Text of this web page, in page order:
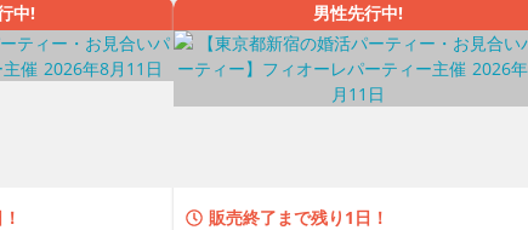
中! 男性先行中!
販売終了まで残り1日！